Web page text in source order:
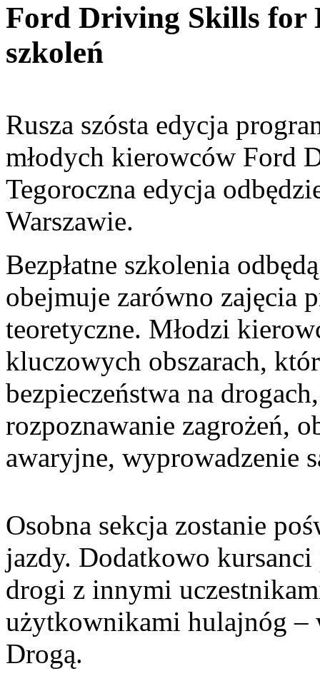
Ford Driving Skills for
szkoleń
Rusza szósta edycja
młodych kierowców Ford
Tegoroczna edycja
Warszawie.
Bezpłatne szkolenia
obejmuje zarówno zajęcia
teoretyczne. Młodzi
kluczowych obszarach,
bezpieczeństwa na
rozpoznawanie zagrożeń,
awaryjne, wyprowadzenie
Osobna sekcja zostanie
jazdy. Dodatkowo kursanci
drogi z innymi
użytkownikami hulajnóg –
Drogą.